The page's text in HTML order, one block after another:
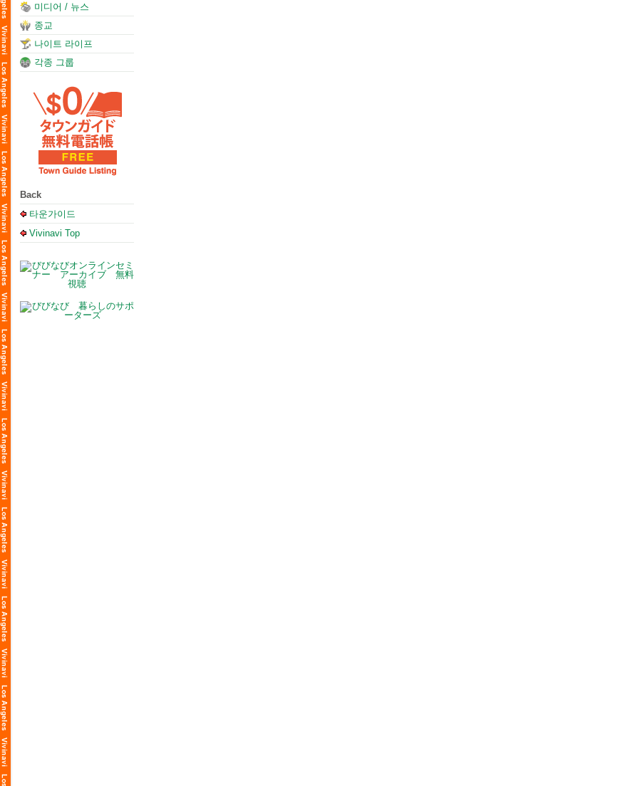
미디어 / 뉴스
종교
나이트 라이프
각종 그룹
Back
타운가이드
Vivinavi Top